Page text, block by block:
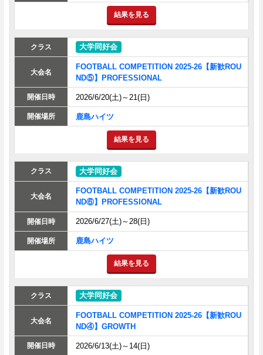
結果を見る
大学同好会
FOOTBALL COMPETITION 2025-26【新歓ROU
ND⑤】PROFESSIONAL
2026/6/20(土)～21(日)
鹿島ハイツ
結果を見る
大学同好会
FOOTBALL COMPETITION 2025-26【新歓ROU
ND⑥】PROFESSIONAL
2026/6/27(土)～28(日)
鹿島ハイツ
結果を見る
大学同好会
FOOTBALL COMPETITION 2025-26【新歓ROU
ND④】GROWTH
2026/6/13(土)～14(日)